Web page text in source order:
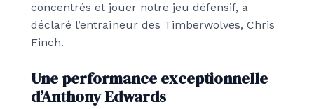
concentrés et jouer notre jeu défensif, a
déclaré l’entraîneur des Timberwolves, Chris
Finch.
Une performance exceptionnelle
d’Anthony Edwards